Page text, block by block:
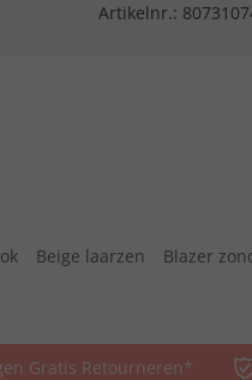
Artikelnr.:
Beige laarzen Blazer
Gratis Retourneren*